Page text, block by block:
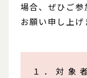
場合、ぜひご参
お願い申し上げ
１ ． 対 象